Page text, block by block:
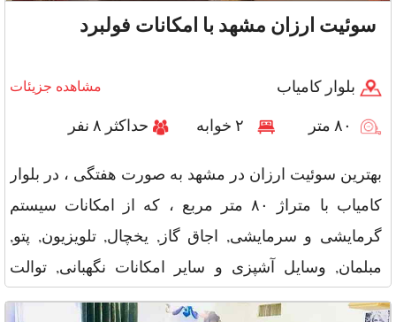
سوئیت ارزان مشهد با امکانات فولبرد
بلوار کامیاب مشاهده جزیئات
حداکثر ۸ نفر
بهترین سوئیت ارزان در مشهد به صورت هفتگی ، در بلوار
کامیاب با متراژ ۸۰ متر مربع ، که از امکانات سیستم
گرمایشی و سرمایشی, اجاق گاز, یخچال, تلویزیون, پتو,
مبلمان, وسایل آشپزی و سایر امکانات نگهبانی, توالت
فرنگی, اتو, میز ن